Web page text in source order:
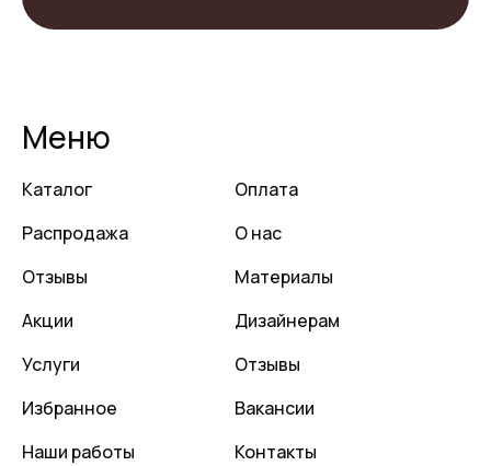
Меню
Каталог
Распродажа
Отзывы
Акции
Услуги
Избранное
Наши работы
Оплата
О нас
Материалы
Дизайнерам
Отзывы
Вакансии
Контакты